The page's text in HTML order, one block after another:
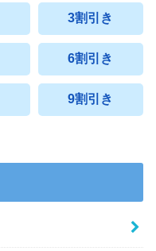
3割引き
6割引き
9割引き